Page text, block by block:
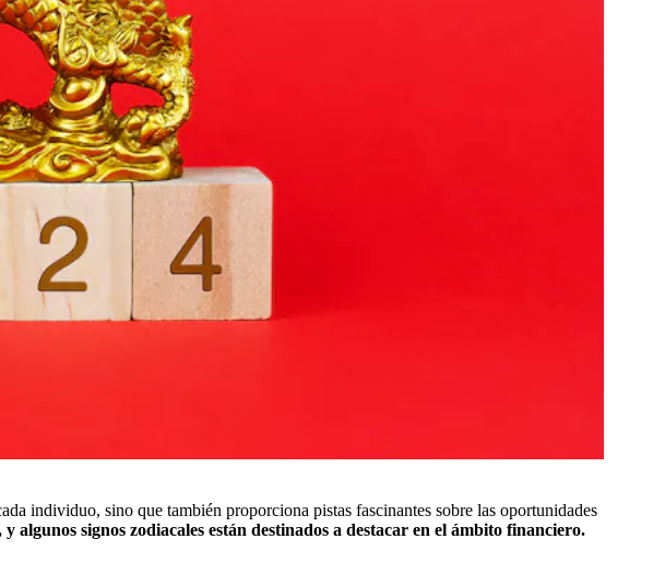
individuo, sino que también proporciona pistas fascinantes sobre las oportunidades
signos zodiacales están destinados a destacar en el ámbito financiero.